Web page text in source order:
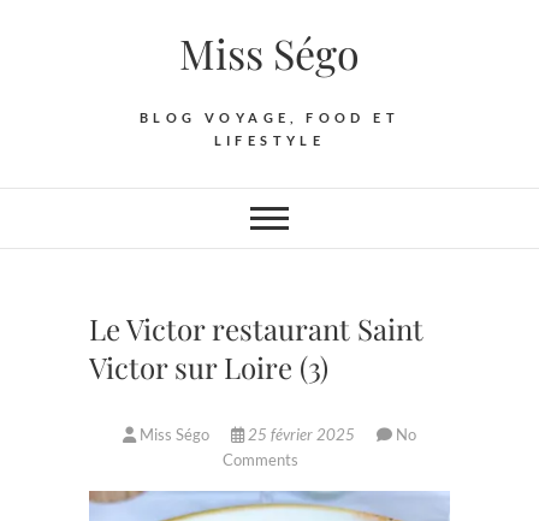
Miss Ségo
BLOG VOYAGE, FOOD ET
LIFESTYLE
Le Victor restaurant Saint
Victor sur Loire (3)
Miss Ségo 25 février 2025
No
Comments